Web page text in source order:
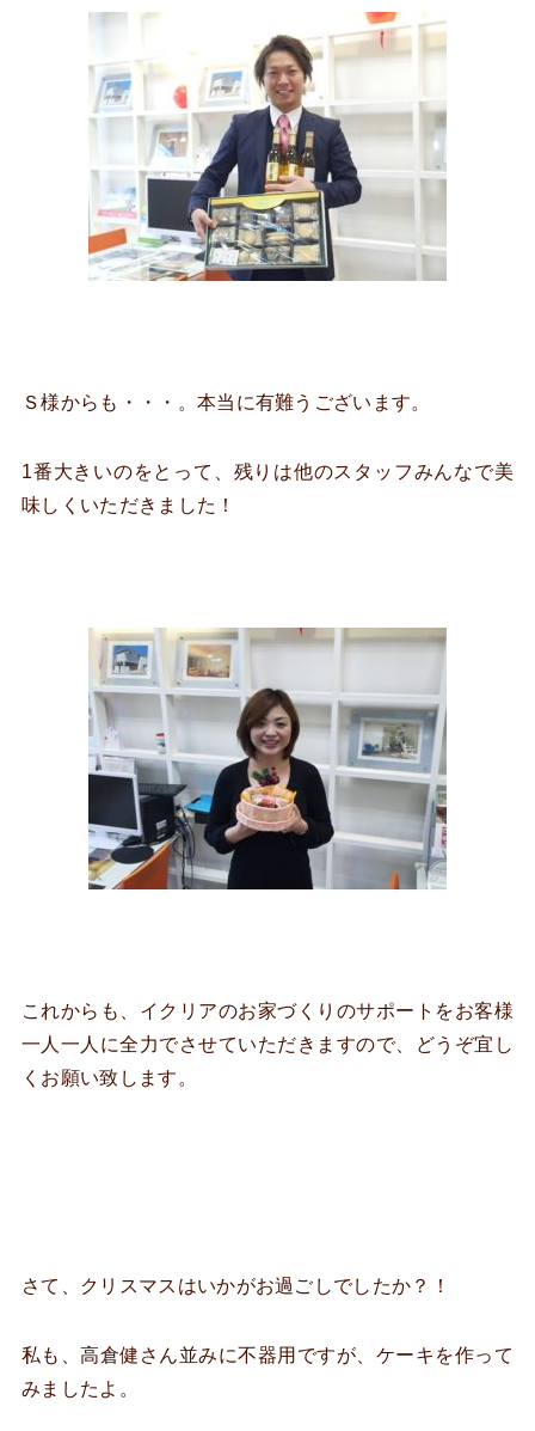
Ｓ様からも・・・。本当に有難うございます。
1番大きいのをとって、残りは他のスタッフみんなで美
味しくいただきました！
これからも、イクリアのお家づくりのサポートをお客様
一人一人に全力でさせていただきますので、どうぞ宜し
くお願い致します。
さて、クリスマスはいかがお過ごしでしたか？！
私も、高倉健さん並みに不器用ですが、ケーキを作って
みましたよ。